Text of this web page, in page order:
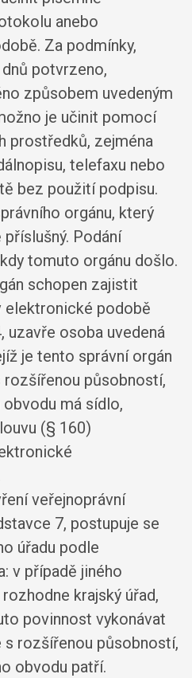
anebo
Za podmínky,
potvrzeno,
způsobem uvedeným
je učinit pomocí
prostředků, zejména
telefaxu nebo
bez použití podpisu.
orgánu, který
Podání
tomuto orgánu došlo.
schopen zajistit
elektronické podobě
uzavře osoba uvedená
je tento správní orgán
působností,
má sídlo,
(§ 160)
veřejnoprávní
7, postupuje se
úřadu podle
v případě jiného
krajský úřad,
povinnost vykonávat
s rozšířenou působností,
obvodu patří.